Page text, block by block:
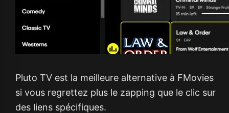
Pluto TV est la meilleure alternative à FMovies
si vous regrettez plus le zapping que le clic sur
des liens spécifiques.